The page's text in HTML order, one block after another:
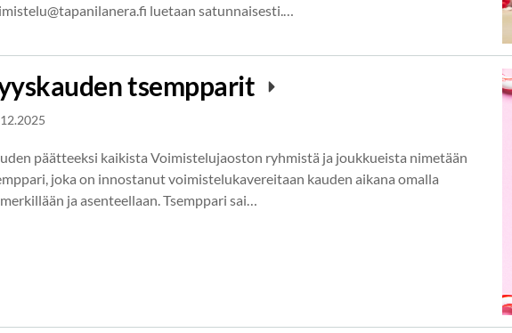
luetaan satunnaisesti.…
tsempparit
päätteeksi kaikista Voimistelujaoston ryhmistä ja joukkueista nimetään
joka on innostanut voimistelukavereitaan kauden aikana omalla
ja asenteellaan. Tsemppari sai…